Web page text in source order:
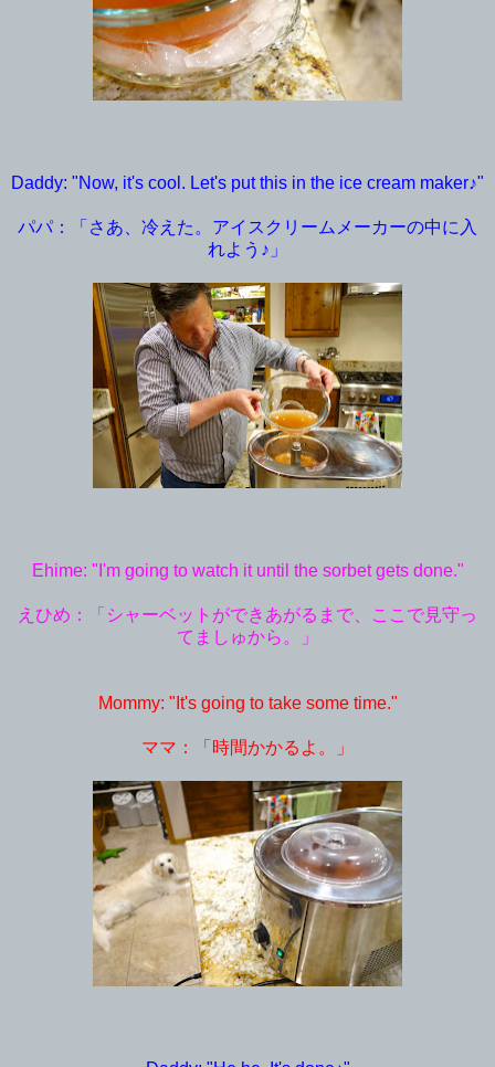
Daddy: "Now, it's cool. Let's put this in the ice cream maker♪"
パパ：「さあ、冷えた。アイスクリームメーカーの中に入
れよう♪」
Ehime: "I'm going to watch it until the sorbet gets done."
えひめ：「シャーベットができあがるまで、ここで見守っ
てましゅから。」
Mommy: "It's going to take some time."
ママ：「時間かかるよ。」